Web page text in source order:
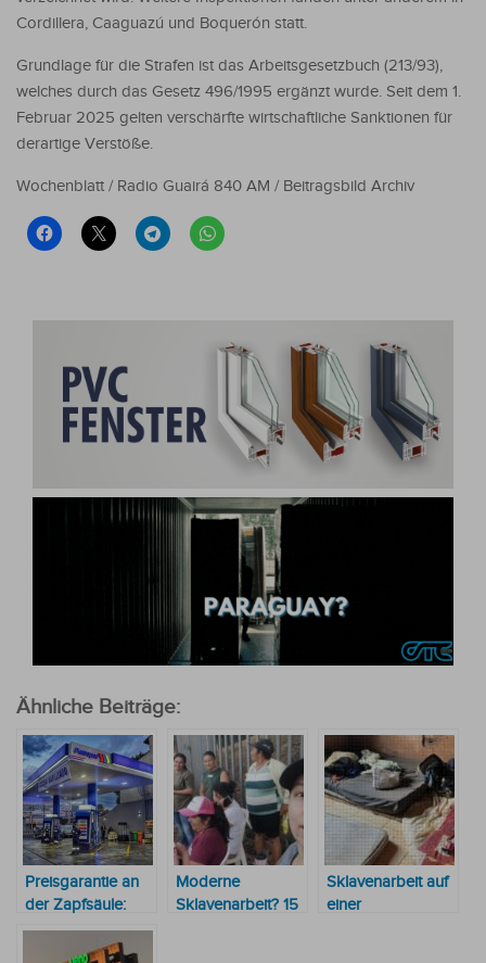
Cordillera, Caaguazú und Boquerón statt.
Grundlage für die Strafen ist das Arbeitsgesetzbuch (213/93),
welches durch das Gesetz 496/1995 ergänzt wurde. Seit dem 1.
Februar 2025 gelten verschärfte wirtschaftliche Sanktionen für
derartige Verstöße.
Wochenblatt / Radio Guairá 840 AM / Beitragsbild Archiv
Ähnliche Beiträge:
Preisgarantie an
der Zapfsäule:
Regierung stoppt
den Teuerungs-
Moderne
Sklavenarbeit? 15
Sklavenarbeit auf
einer